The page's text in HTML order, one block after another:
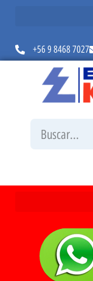
+56 9 8468 7027